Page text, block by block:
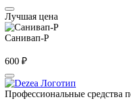
Лучшая цена
Санивап-Р
600 ₽
Профессиональные средства